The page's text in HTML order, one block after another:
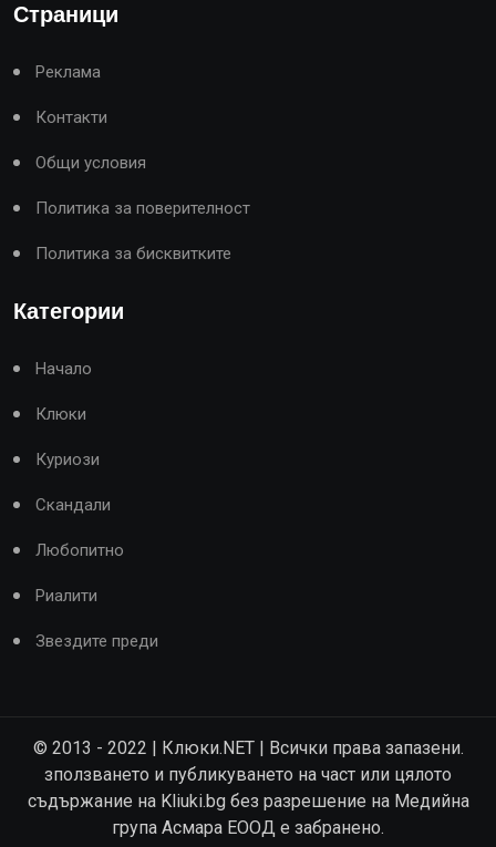
Страници
Реклама
Контакти
Общи условия
Политика за поверителност
Политика за бисквитките
Категории
Начало
Клюки
Куриози
Скандали
Любопитно
Риалити
Звездите преди
© 2013 - 2022 | Клюки.NET | Всички права запазени.
зползването и публикуването на част или цялото
съдържание на Kliuki.bg без разрешение на Медийна
група Асмара ЕООД е забранено.